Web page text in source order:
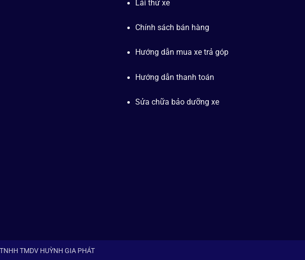
Lái thử xe
Chính sách bán hàng
Hướng dẫn mua xe trả góp
Hướng dẫn thanh toán
Sửa chữa bảo dưỡng xe
TMDV HUỲNH GIA PHÁT